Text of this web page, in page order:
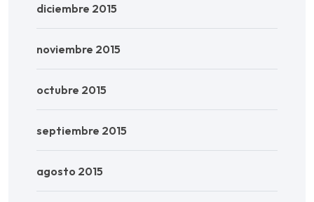
diciembre 2015
noviembre 2015
octubre 2015
septiembre 2015
agosto 2015